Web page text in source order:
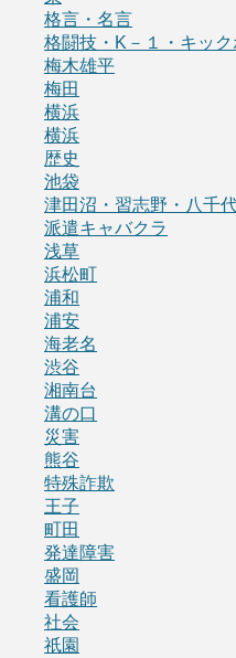
格言・名言
格闘技・K－１・キッ
梅木雄平
梅田
横浜
横浜
歴史
池袋
津田沼・習志野・八千
派遣キャバクラ
浅草
浜松町
浦和
浦安
海老名
渋谷
湘南台
溝の口
災害
熊谷
特殊詐欺
王子
町田
発達障害
盛岡
看護師
社会
祇園